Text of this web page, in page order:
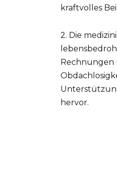
kraftvolles
2. Die
Rechnungen
hervor.